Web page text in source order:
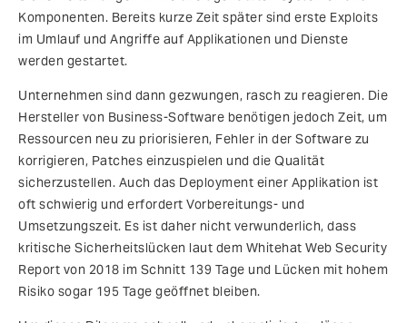
Komponenten. Bereits kurze Zeit später sind erste Exploits
im Umlauf und Angriffe auf Applikationen und Dienste
werden gestartet.
Unternehmen sind dann gezwungen, rasch zu reagieren. Die
Hersteller von Business-Software benötigen jedoch Zeit, um
Ressourcen neu zu priorisieren, Fehler in der Software zu
korrigieren, Patches einzuspielen und die Qualität
sicherzustellen. Auch das Deployment einer Applikation ist
oft schwierig und erfordert Vorbereitungs- und
Umsetzungszeit. Es ist daher nicht verwunderlich, dass
kritische Sicherheitslücken laut dem Whitehat Web Security
Report von 2018 im Schnitt 139 Tage und Lücken mit hohem
Risiko sogar 195 Tage geöffnet bleiben.